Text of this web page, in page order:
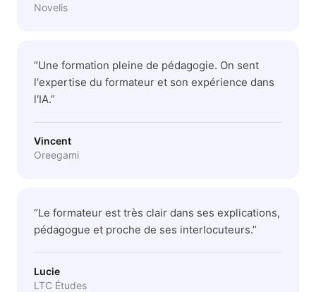
Novelis
“Une formation pleine de pédagogie. On sent
l'expertise du formateur et son expérience dans
l'IA.”
Vincent
Oreegami
“Le formateur est très clair dans ses explications,
pédagogue et proche de ses interlocuteurs.”
Lucie
LTC Études